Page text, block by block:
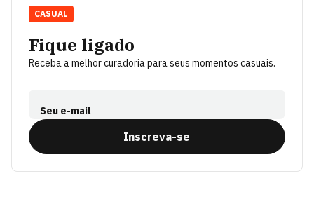
Fique ligado
Receba a melhor curadoria para seus momentos casuais.
Seu e-mail
Inscreva-se
CASUAL